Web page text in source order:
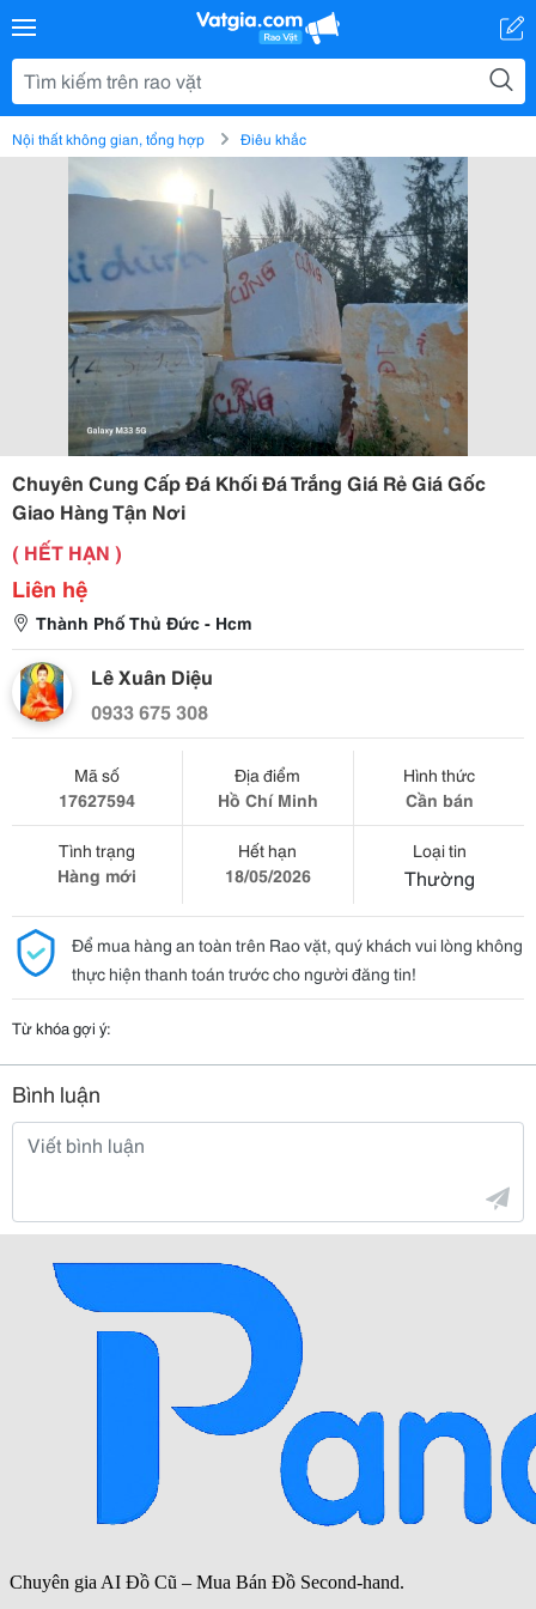
Nội thất không gian, tổng hợp Điêu khắc
Chuyên Cung Cấp Đá Khối Đá Trắng Giá Rẻ Giá Gốc
Giao Hàng Tận Nơi
( HẾT HẠN )
Liên hệ
Thành Phố Thủ Đức - Hcm
Lê Xuân Diệu
0933 675 308
Mã số
17627594
Địa điểm
Hồ Chí Minh
Hình thức
Cần bán
Tình trạng
Hàng mới
Hết hạn
18/05/2026
Loại tin
Thường
Để mua hàng an toàn trên Rao vặt, quý khách vui lòng không
thực hiện thanh toán trước cho người đăng tin!
Từ khóa gợi ý:
Bình luận